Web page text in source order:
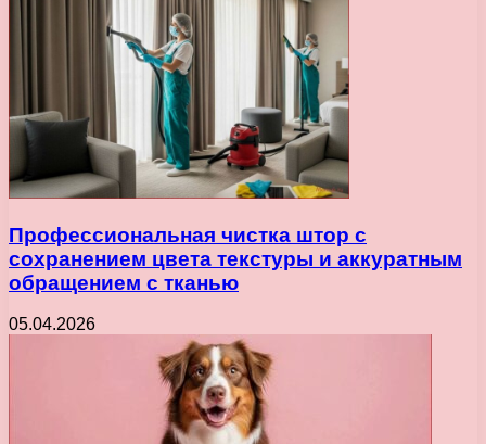
Профессиональная чистка штор с
сохранением цвета текстуры и аккуратным
обращением с тканью
05.04.2026